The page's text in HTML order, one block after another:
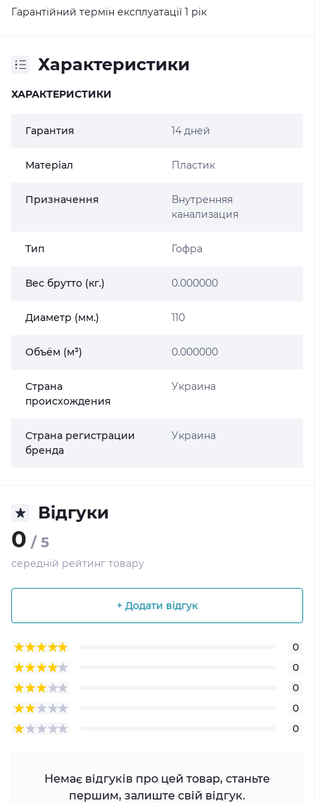
Гарантійний термін експлуатації 1 рік
Характеристики
ХАРАКТЕРИСТИКИ
Гарантия 14 дней
Матеріал Пластик
Призначення
Внутренняя
канализация
Тип Гофра
Вес брутто (кг.) 0.000000
Диаметр (мм.) 110
Объём (м³) 0.000000
Страна
происхождения
Украина
Страна регистрации
бренда
Украина
Відгуки
0 / 5
середній рейтинг товару
+ Додати відгук
0
0
0
0
0
Немає відгуків про цей товар, станьте
першим, залиште свій відгук.